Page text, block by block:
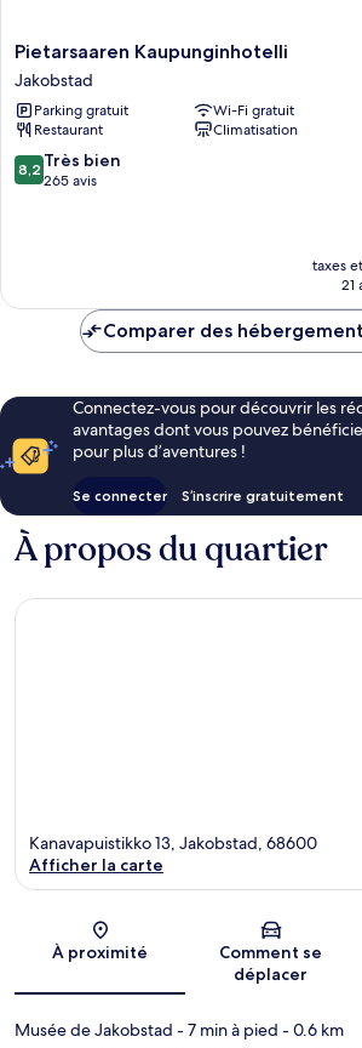
Pietarsaaren
Kaupunginhotelli
Jakobstad
Pietarsaaren Kaupunginhotelli
Jakobstad
Parking gratuit
Wi-Fi gratuit
Restaurant
Climatisation
8.2
sur
8,2 Très bien
265 avis
taxes
21
Comparer des
Connectez-vous pour découvrir les
avantages dont vous pouvez
pour plus d’aventures !
Se connecter S’inscrire gratuitement
À propos du quartier
Carte
Kanavapuistikko 13, Jakobstad, 68600
Afficher la carte
À proximité
Comment se
déplacer
Musée de Jakobstad - 7 min à pied - 0.6 km